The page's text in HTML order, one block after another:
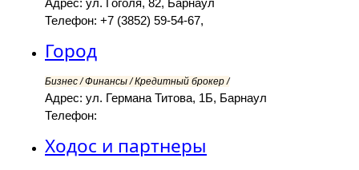
Адрес: ул. Гоголя, 82, Барнаул
Телефон: +7 (3852) 59-54-67,
Город
Бизнес / Финансы / Кредитный брокер /
Адрес: ул. Германа Титова, 1Б, Барнаул
Телефон:
Ходос и партнеры